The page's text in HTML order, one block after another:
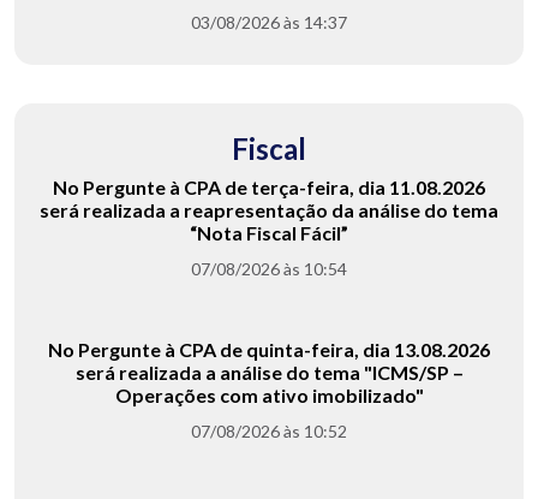
03/08/2026 às 14:37
Fiscal
No Pergunte à CPA de terça-feira, dia 11.08.2026
será realizada a reapresentação da análise do tema
“Nota Fiscal Fácil”
07/08/2026 às 10:54
No Pergunte à CPA de quinta-feira, dia 13.08.2026
será realizada a análise do tema "ICMS/SP –
Operações com ativo imobilizado"
07/08/2026 às 10:52